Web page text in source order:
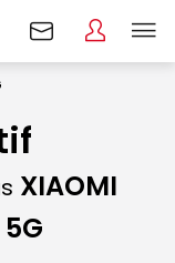
XIAOMI